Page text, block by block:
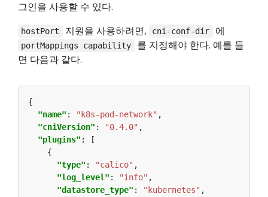
그인을 사용할 수 있다.
hostPort 지원을 사용하려면, cni-conf-dir 에
portMappings capability
를 지정해야 한다. 예를 들
면 다음과 같다.
"name" : "k8s-pod-network"
"cniVersion" : "0.4.0"
"plugins"
"type" : "calico"
"log_level" : "info"
"datastore_type" : "kubernetes"